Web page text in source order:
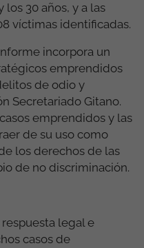
los 30 años, y a las
víctimas identificadas.
incorpora un
emprendidos
de odio y
Secretariado Gitano.
emprendidos y las
de su uso como
los derechos de las
de no discriminación.
legal e
casos de